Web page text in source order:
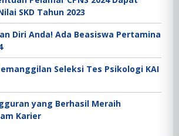
SKD Tahun 2023
Diri Anda! Ada Beasiswa Pertamina
Seleksi Tes Psikologi KAI
yang Berhasil Meraih
Karier